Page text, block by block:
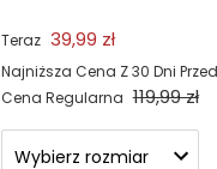
Teraz 39,99 zł
Najniższa Cena Z 30 Dni
Cena Regularna 119,99 zł